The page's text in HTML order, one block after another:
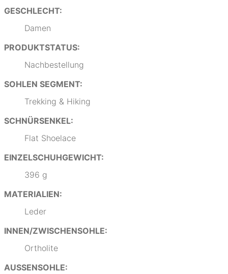
GESCHLECHT:
Damen
PRODUKTSTATUS:
Nachbestellung
SOHLEN SEGMENT:
Trekking & Hiking
SCHNÜRSENKEL:
Flat Shoelace
EINZELSCHUHGEWICHT:
396 g
MATERIALIEN:
Leder
INNEN/ZWISCHENSOHLE:
Ortholite
AUSSENSOHLE: